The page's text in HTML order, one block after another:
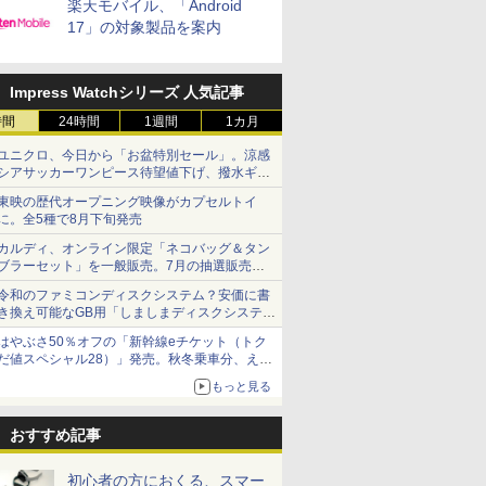
楽天モバイル、「Android
17」の対象製品を案内
Impress Watchシリーズ 人気記事
24時間 1週間 1カ月
ニクロ、今日から「お盆特別セール」。涼感
アサッカーワンピース待望値下げ、撥水ギア
ョーツは1990円に
映の歴代オープニング映像がカプセルトイ
。全5種で8月下旬発売
ルディ、オンライン限定「ネコバッグ＆タン
ラーセット」を一般販売。7月の抽選販売の
選無効分
和のファミコンディスクシステム？安価に書
換え可能なGB用「しましまディスクシステ
」
やぶさ50％オフの「新幹線eチケット（トク
値スペシャル28）」発売。秋冬乗車分、えき
もっと見る
おすすめ記事
初心者の方におくる、スマー